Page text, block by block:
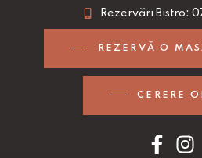
Rezervări Bistro:
REZERVĂ O
CERERE